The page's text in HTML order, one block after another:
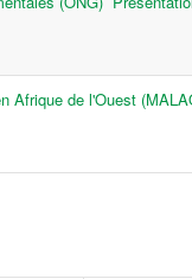
Afrique de l'Ouest